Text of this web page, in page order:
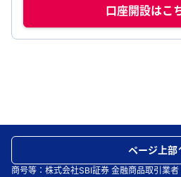
口座開設はこ
商号等：株式会社SBI証券 金融商品取引業
ページ上部